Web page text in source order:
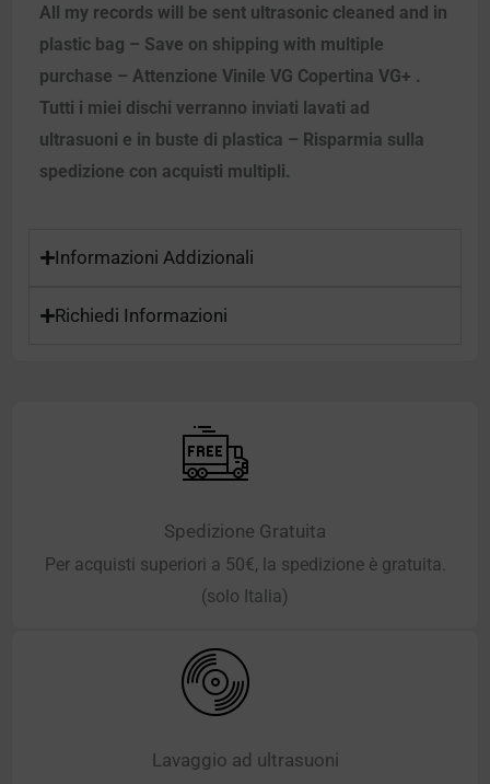
All my records will be sent ultrasonic cleaned and in
plastic bag – Save on shipping with multiple
purchase – Attenzione Vinile VG Copertina VG+ .
Tutti i miei dischi verranno inviati lavati ad
ultrasuoni e in buste di plastica – Risparmia sulla
spedizione con acquisti multipli.
Informazioni Addizionali
Richiedi Informazioni
Spedizione Gratuita
Per acquisti superiori a 50€, la spedizione è gratuita.
(solo Italia)
Lavaggio ad ultrasuoni